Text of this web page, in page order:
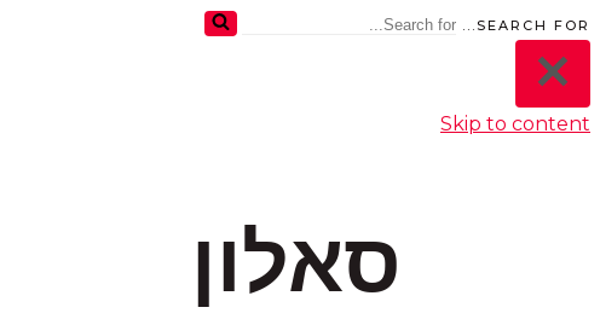
SEARCH FOR...
Skip to content
סאלון